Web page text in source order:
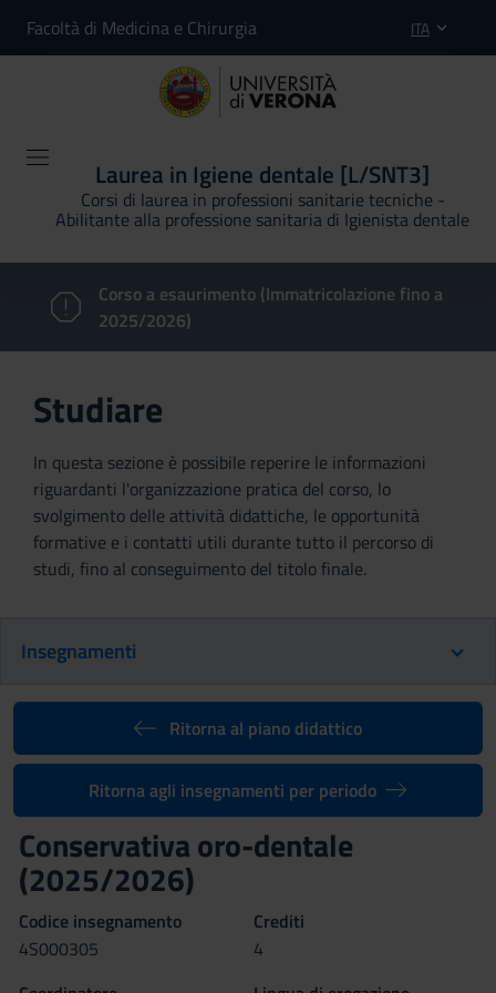
Facoltà di Medicina e Chirurgia ITA
Laurea in Igiene dentale [L/SNT3]
Corsi di laurea in professioni sanitarie tecniche -
Abilitante alla professione sanitaria di Igienista dentale
Corso a esaurimento (Immatricolazione fino a
2025/2026)
Studiare
In questa sezione è possibile reperire le informazioni
riguardanti l'organizzazione pratica del corso, lo
svolgimento delle attività didattiche, le opportunità
formative e i contatti utili durante tutto il percorso di
studi, fino al conseguimento del titolo finale.
Insegnamenti
Ritorna al piano didattico
Ritorna agli insegnamenti per periodo
Conservativa oro-dentale
(2025/2026)
Codice insegnamento
4S000305
Crediti
4